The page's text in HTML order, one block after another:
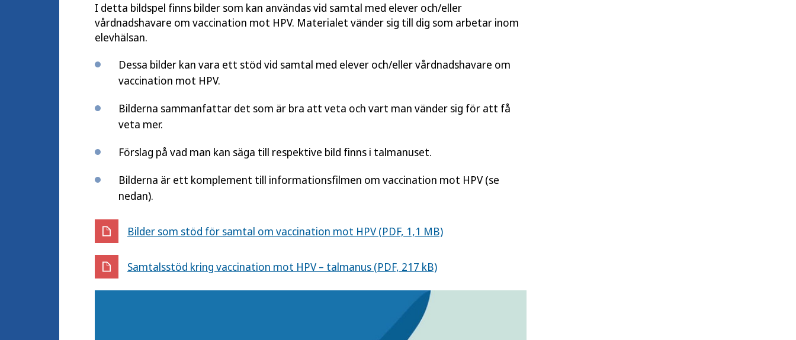
I detta bildspel finns bilder som kan användas vid samtal med elever och/eller
vårdnadshavare om vaccination mot HPV. Materialet vänder sig till dig som arbetar inom
elevhälsan.
Dessa bilder kan vara ett stöd vid samtal med elever och/eller vårdnadshavare om
vaccination mot HPV.
Bilderna sammanfattar det som är bra att veta och vart man vänder sig för att få
veta mer.
Förslag på vad man kan säga till respektive bild finns i talmanuset.
Bilderna är ett komplement till informationsfilmen om vaccination mot HPV (se
nedan).
Bilder som stöd för samtal om vaccination mot HPV (PDF, 1,1 MB)
Samtalsstöd kring vaccination mot HPV – talmanus (PDF, 217 kB)